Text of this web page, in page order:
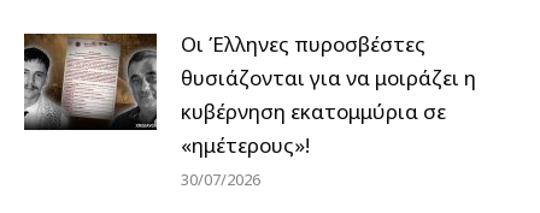
Οι Έλληνες πυροσβέστες
θυσιάζονται για να μοιράζει η
κυβέρνηση εκατομμύρια σε
«ημέτερους»!
30/07/2026